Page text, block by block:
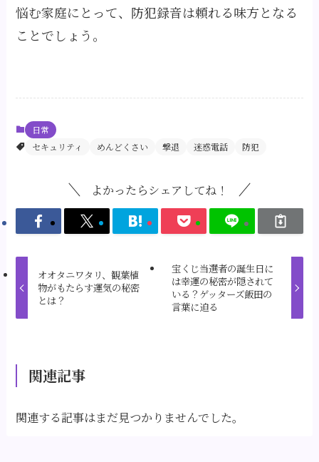
悩む家庭にとって、防犯録音は頼れる味方となる
ことでしょう。
日常
セキュリティ
めんどくさい 撃退 迷惑電話 防犯
よかったらシェアしてね！
オオタニワタリ、観葉植
物がもたらす運気の秘密
とは？
宝くじ当選者の誕生日に
は幸運の秘密が隠されて
いる？ゲッターズ飯田の
言葉に迫る
関連記事
関連する記事はまだ見つかりませんでした。